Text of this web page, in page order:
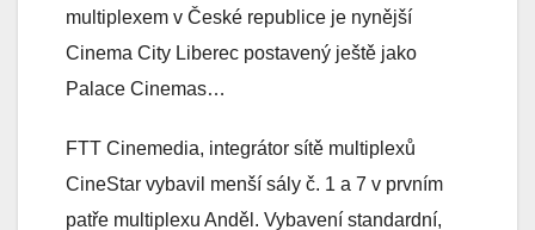
multiplexem v České republice je nynější
Cinema City Liberec postavený ještě jako
Palace Cinemas…
FTT Cinemedia, integrátor sítě multiplexů
CineStar vybavil menší sály č. 1 a 7 v prvním
patře multiplexu Anděl. Vybavení standardní,